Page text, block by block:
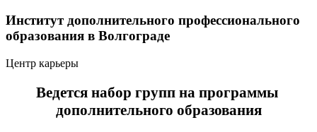
Институт дополнительного профессионального
образования в Волгограде
Центр карьеры
Ведется набор групп на программы
дополнительного образования